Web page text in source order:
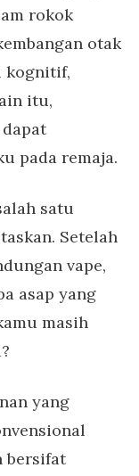
rokok
otak
kognitif,
itu,
pada remaja.
satu
Setelah
vape,
asap yang
masih
yang
bersifat